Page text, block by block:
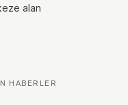
alan
HABERLER